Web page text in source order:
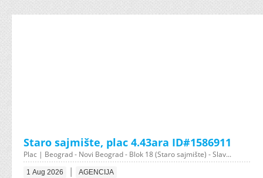
Staro sajmište, plac 4.43ara ID#1586911
Plac | Beograd - Novi Beograd - Blok 18 (Staro sajmište) - Slav...
1 Aug 2026 | AGENCIJA